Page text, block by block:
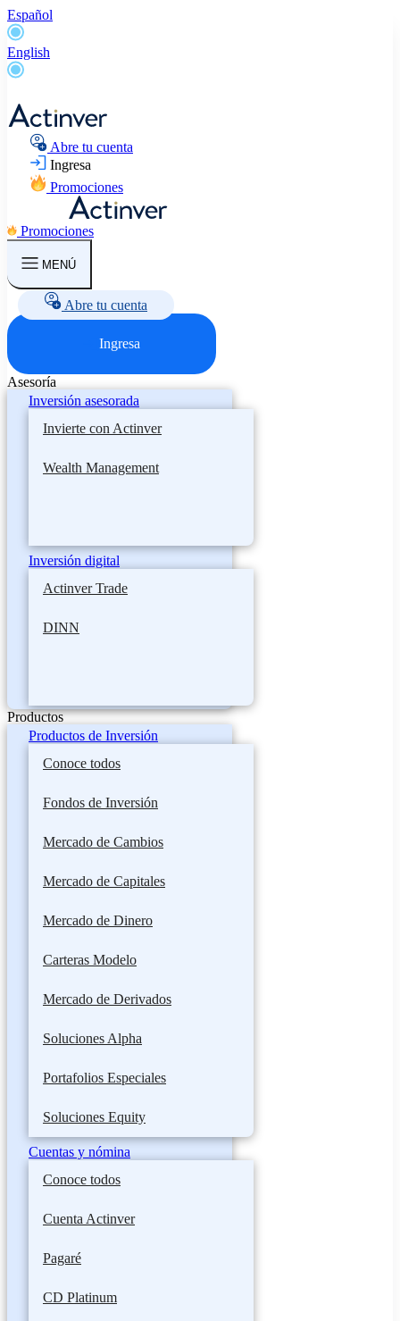
Español
English
Abre tu cuenta
Ingresa
Promociones
Promociones
MENÚ
Abre tu cuenta
Ingresa
Asesoría
Inversión asesorada
Invierte con Actinver
Wealth Management
Inversión digital
Actinver Trade
DINN
Productos
Productos de Inversión
Conoce todos
Fondos de Inversión
Mercado de Cambios
Mercado de Capitales
Mercado de Dinero
Carteras Modelo
Mercado de Derivados
Soluciones Alpha
Portafolios Especiales
Soluciones Equity
Cuentas y nómina
Conoce todos
Cuenta Actinver
Pagaré
CD Platinum